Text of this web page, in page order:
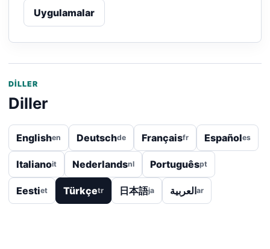
Uygulamalar
DILLER
Diller
Englishen Deutschde Françaisfr Españoles
Italianoit Nederlandsnl Portuguêspt
Eestiet Türkçetr 日本語ja العربيةar